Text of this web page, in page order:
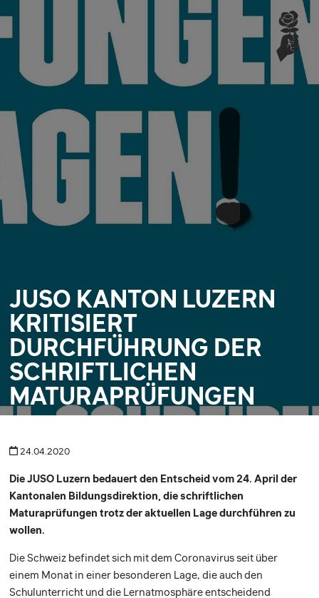
JUSO KANTON LUZERN
KRITISIERT
DURCHFÜHRUNG DER
SCHRIFTLICHEN
MATURAPRÜFUNGEN
24.04.2020
Die JUSO Luzern bedauert den Entscheid vom 24. April der
Kantonalen Bildungsdirektion, die schriftlichen
Maturaprüfungen trotz der aktuellen Lage durchführen zu
wollen.
Die Schweiz befindet sich mit dem Coronavirus seit über
einem Monat in einer besonderen Lage, die auch den
Schulunterricht und die Lernatmosphäre entscheidend